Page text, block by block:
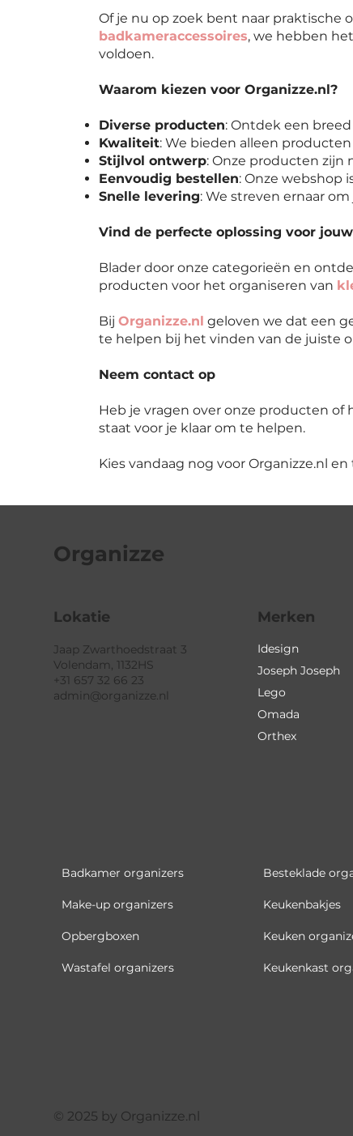
Of je nu op zoek bent naar praktische
badkameraccessoires, we hebben
voldoen.
Waarom kiezen voor Organizze.nl?
Diverse producten: Ontdek een
Kwaliteit: We bieden alleen
Stijlvol ontwerp: Onze producten zijn
Eenvoudig bestellen: Onze webshop
Snelle levering: We streven ernaar
Vind de perfecte oplossing voor
Blader door onze categorieën en
producten voor het organiseren van
Bij Organizze.nl geloven we dat een
te helpen bij het vinden van de juiste
Neem contact op
Heb je vragen over onze producten
staat voor je klaar om te helpen.
Kies vandaag nog voor Organizze.nl
Organizze
Jaap Zwarthoedstraat 3
Volendam, 1132HS
+31 657 32 66 23
admin@organizze.nl
Lokatie Merken
Idesign
Joseph Joseph
Lego
Omada
Orthex
Besteklade
Keukenbakjes
Keuken
Keukenkast
Badkamer organizers
Make-up organizers
Opbergboxen
Wastafel organizers
© 2025 by Organizze.nl